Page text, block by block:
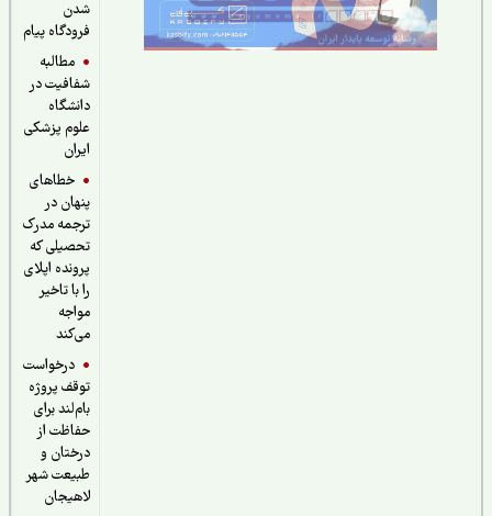
فرودگاه پیام
مطالبه
شفافیت در
دانشگاه
علوم پزشکی
خطاهای
پنهان در
ترجمه مدرک
تحصیلی که
پرونده اپلای
را با تاخیر
درخواست
توقف پروژه
بام‌لند برای
حفاظت از
درختان و
طبیعت شهر
لاهیجان